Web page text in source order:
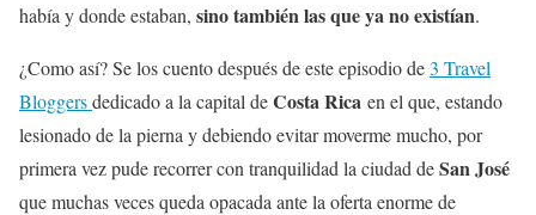
había y donde estaban, sino también las que ya no existían.
¿Como así? Se los cuento después de este episodio de3 Travel
Bloggersdedicado a la capital deCosta Rica en el que, estando
lesionado de la pierna y debiendo evitar moverme mucho, por
primera vez pude recorrer con tranquilidad la ciudad deSan José
que muchas veces queda opacada ante la oferta enorme de